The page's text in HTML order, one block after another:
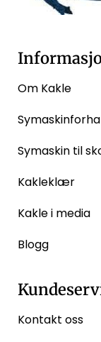
Om Kakle
Symaskin til
Kakleklær
Kakle i media
Blogg
Kontakt oss